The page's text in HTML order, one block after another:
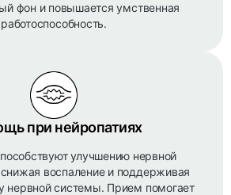
фон и повышается умственная
работоспособность.
при нейропатиях
улучшению нервной
воспаление и поддерживая
нервной системы. Прием помогает